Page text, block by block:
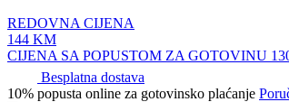
REDOVNA CIJENA
144 KM
CIJENA SA POPUSTOM ZA GOTOVINU
Besplatna dostava
10% popusta online za gotovinsko plaćanje